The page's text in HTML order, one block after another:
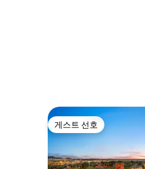
게스트 선호
게스트 선호